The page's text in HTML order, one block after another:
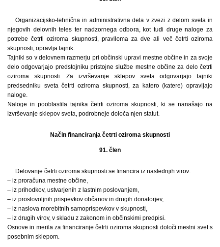
Organizacijsko-tehnična in administrativna dela v zvezi z delom sveta in
njegovih delovnih teles ter nadzornega odbora, kot tudi druge naloge za
potrebe četrti oziroma skupnosti, praviloma za dve ali več četrti oziroma
skupnosti, opravlja tajnik.
Tajniki so v delovnem razmerju pri občinski upravi mestne občine in za svoje
delo odgovarjajo predstojniku pristojne službe mestne občine za delo četrti
oziroma skupnosti. Za izvrševanje sklepov sveta odgovarjajo tajniki
predsedniku sveta četrti oziroma skupnosti, za katero (katere) opravljajo
naloge.
Naloge in pooblastila tajnika četrti oziroma skupnosti, ki se nanašajo na
izvrševanje sklepov sveta, podrobneje določa njen statut.
Način financiranja četrti oziroma skupnosti
91. člen
Delovanje četrti oziroma skupnosti se financira iz naslednjih virov:
– iz proračuna mestne občine,
– iz prihodkov, ustvarjenih z lastnim poslovanjem,
– iz prostovoljnih prispevkov občanov in drugih donatorjev,
– iz naslova morebitnih samoprispevkov v skupnosti,
– iz drugih virov, v skladu z zakonom in občinskimi predpisi.
Osnove in merila za financiranje četrti oziroma skupnosti določi mestni svet s
posebnim sklepom.